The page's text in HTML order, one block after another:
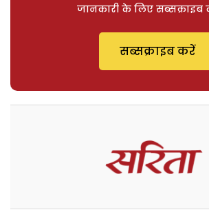
जानकारी के लिए सब्सक्राइब
सब्सक्राइब करें